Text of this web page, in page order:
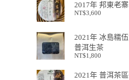
2017年 邦東老
NT$3,600
2021年 冰島糯
普洱生茶
NT$1,800
2021年 普洱茶